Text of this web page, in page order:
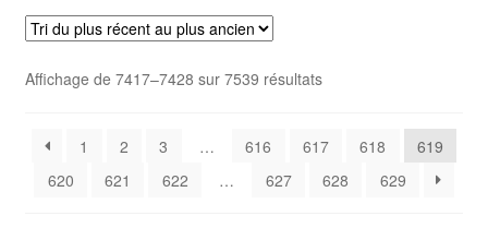
Affichage de 7417–7428 sur 7539 résultatsTrié
récent
au
1 2 3 … 616 617 618
619
620
621 622 … 627 628 629